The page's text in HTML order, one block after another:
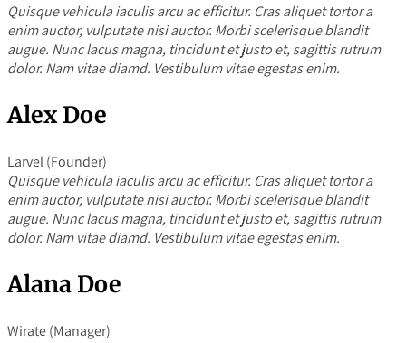
Quisque vehicula iaculis arcu ac efficitur. Cras aliquet tortor a
enim auctor, vulputate nisi auctor. Morbi scelerisque blandit
augue. Nunc lacus magna, tincidunt et justo et, sagittis rutrum
dolor. Nam vitae diamd. Vestibulum vitae egestas enim.
Alex Doe
Larvel (Founder)
Quisque vehicula iaculis arcu ac efficitur. Cras aliquet tortor a
enim auctor, vulputate nisi auctor. Morbi scelerisque blandit
augue. Nunc lacus magna, tincidunt et justo et, sagittis rutrum
dolor. Nam vitae diamd. Vestibulum vitae egestas enim.
Alana Doe
Wirate (Manager)